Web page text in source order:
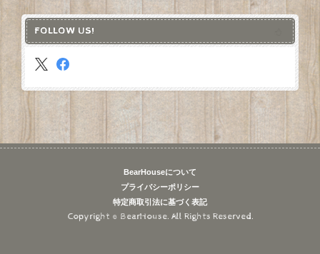
FOLLOW US!
BearHouseについて
プライバシーポリシー
特定商取引法に基づく表記
Copyright © BearHouse. All Rights Reserved.